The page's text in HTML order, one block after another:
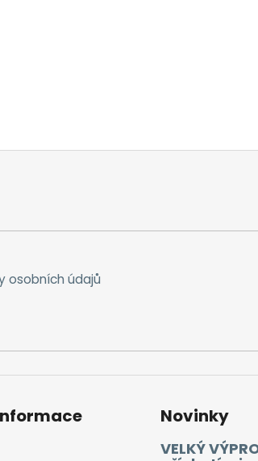
osobních údajů
Novinky
VELKÝ